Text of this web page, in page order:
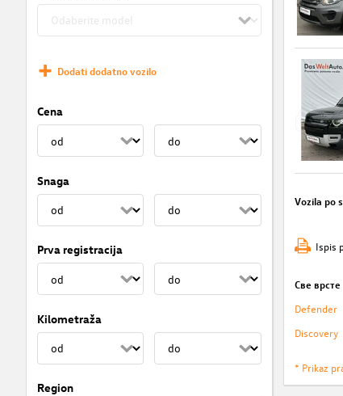
Dodati dodatno vozilo
Cena
Snaga
Prva registracija
Kilometraža
Region
Vozila po
Ispis
Све врсте
Defender
Discovery
* Prikaz